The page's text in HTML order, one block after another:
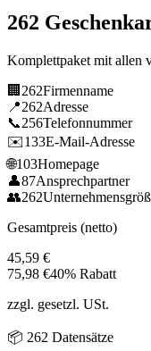
262
Komplettpaket mit allen
🏢 262Firmenname
📍262Adresse
📞256Telefonnummer
✉️133E-Mail-Adresse
🌐103Homepage
👤87Ansprechpartner
👥262
Gesamtpreis (netto)
45,59 €
75,98 €40% Rabatt
zzgl. gesetzl. USt.
📦 262 Datensätze